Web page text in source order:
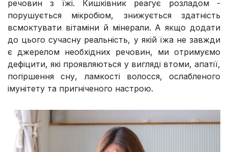
речовин з їжі. Кишківник реагує розладом -
порушується мікробіом, знижується здатність
всмоктувати вітаміни й мінерали. А якщо додати
до цього сучасну реальність, у якій їжа не завжди
є джерелом необхідних речовин, ми отримуємо
дефіцити, які проявляються у вигляді втоми, апатії,
погіршення сну, ламкості волосся, ослабленого
імунітету та пригніченого настрою.